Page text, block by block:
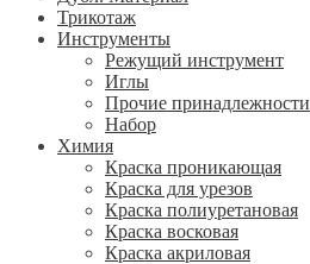
Трикотаж
Инструменты
Режущий инструмент
Иглы
Прочие принадлежности
Набор
Химия
Краска проникающая
Краска для урезов
Краска полиуретановая
Краска восковая
Краска акриловая